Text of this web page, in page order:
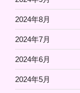
2024年8月
2024年7月
2024年6月
2024年5月